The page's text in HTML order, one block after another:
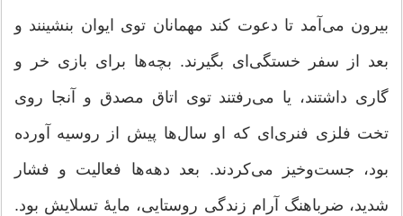
بیرون می‌آمد تا دعوت کند مهمانان توی ایوان بنشینند و
بعد از سفر خستگی‌ای بگیرند. بچه‌ها برای بازی خر و
گاری داشتند، یا می‌رفتند توی اتاق مصدق و آنجا روی
تخت فلزی فنری‌ای که او سال‌ها پیش از روسیه آورده
بود، جست‌وخیز می‌کردند. بعد دهه‌ها فعالیت و فشار
شدید، ضرباهنگ آرام زندگی روستایی، مایهٔ تسلایش بود.